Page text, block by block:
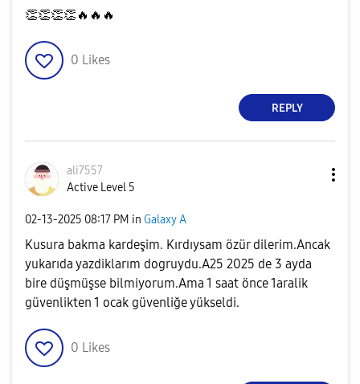
👏👏👏👏 🔥 🔥 🔥
0 Likes
REPLY
ali7557
Active Level 5
‎02-13-2025 08:17 PM in Galaxy A
Kusura bakma kardeşim. Kırdıysam özür dilerim.Ancak
yukarıda yazdiklarım dogruydu.A25 2025 de 3 ayda
bire düşmüşse bilmiyorum.Ama 1 saat önce 1aralik
güvenlikten 1 ocak güvenliğe yükseldi.
0 Likes